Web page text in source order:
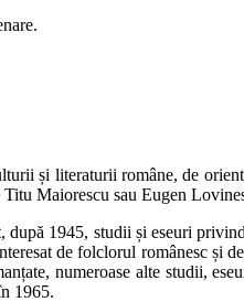
și literaturii române, de
Maiorescu sau Eugen
după 1945, studii și eseuri
de folclorul românesc și
numeroase alte studii,
1965.